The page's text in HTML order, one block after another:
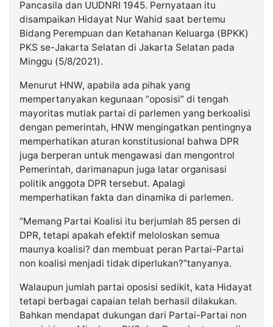
Pancasila dan UUDNRI 1945. Pernyataan itu
disampaikan Hidayat Nur Wahid saat bertemu
Bidang Perempuan dan Ketahanan Keluarga (BPKK)
PKS se-Jakarta Selatan di Jakarta Selatan pada
Minggu (5/8/2021).
Menurut HNW, apabila ada pihak yang
mempertanyakan kegunaan “oposisi” di tengah
mayoritas mutlak partai di parlemen yang berkoalisi
dengan pemerintah, HNW mengingatkan pentingnya
memperhatikan aturan konstitusional bahwa DPR
juga berperan untuk mengawasi dan mengontrol
Pemerintah, darimanapun juga latar organisasi
politik anggota DPR tersebut. Apalagi
memperhatikan fakta dan dinamika di parlemen.
“Memang Partai Koalisi itu berjumlah 85 persen di
DPR, tetapi apakah efektif meloloskan semua
maunya koalisi? dan membuat peran Partai-Partai
non koalisi menjadi tidak diperlukan?”tanyanya.
Walaupun jumlah partai oposisi sedikit, kata Hidayat
tetapi berbagai capaian telah berhasil dilakukan.
Bahkan mendapat dukungan dari Partai-Partai non